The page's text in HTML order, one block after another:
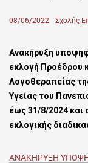
Posted
08/06/2022 Author
Σχολής
Ανακήρυξη
εκλογή Προέδρου
Λογοθεραπείας
Υγείας του
έως 31/8/2024 και
εκλογικής
ΑΝΑΚΗΡΥΞΗ